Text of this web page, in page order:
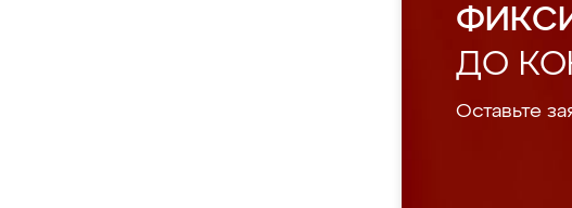
ДО
Оставьте